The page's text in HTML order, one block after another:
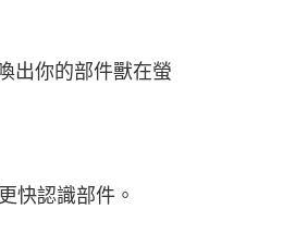
出你的部件獸在螢
快認識部件。